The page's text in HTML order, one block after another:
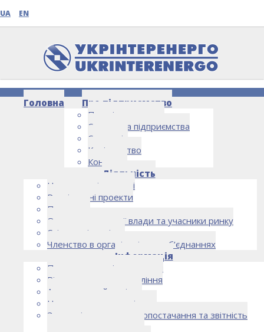
UA EN
Головна
Про підприємство
Про підприємство
Структура підприємства
Стратегія
Керівництво
Контакти
Діяльність
Напрямки діяльності
Реалізовані проекти
Партнери
Органи державної влади та учасники ринку
Спільна діяльність
Членство в організаціях та об’єднаннях
Інформація
Правоустановчі документи
Рішення органу управління
Аудиторський комітет
Нормативно-правові акти
Загальні умови електропостачання та звітність
НОВИНИ